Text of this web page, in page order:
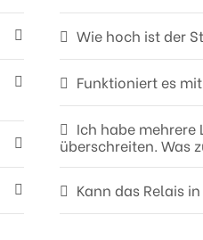
Wie hoch ist der
Funktioniert es
Ich habe
überschreiten. Was
Kann das Relais